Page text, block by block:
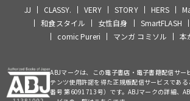
JJ CLASSY. VERY STORY HERS
和食スタイル
女性自身 SmartFLASH
comic Pureri
マンガ コミソル 本
ABJマークは、この電子書店・電子書籍配信サー
テンツ使用許諾を得た正規版配信サービスであ
番号 第6091713号）です。ABJマークの詳細、